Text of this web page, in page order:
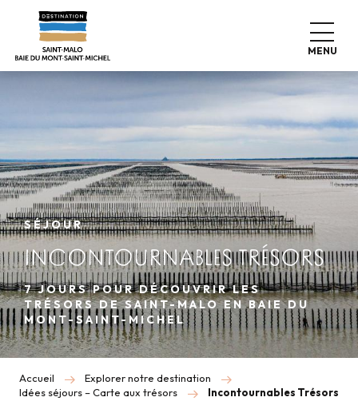
contenu
principal
MENU
SÉJOUR
INCONTOURNABLES TRÉSORS
7 JOURS POUR DÉCOUVRIR LES
TRÉSORS DE SAINT-MALO EN BAIE DU
MONT-SAINT-MICHEL
Accueil
Explorer notre destination
Idées séjours – Carte aux trésors
Incontournables Trésors